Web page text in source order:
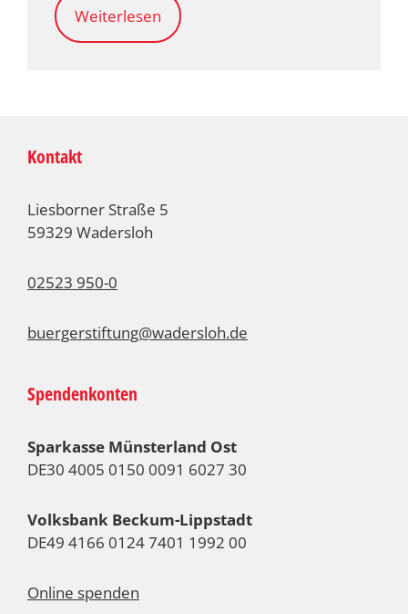
Weiterlesen
Kontakt
Liesborner Straße 5
59329 Wadersloh
02523 950-0
buergerstiftung@wadersloh.de
Spendenkonten
Sparkasse Münsterland Ost
DE30 4005 0150 0091 6027 30
Volksbank Beckum-Lippstadt
DE49 4166 0124 7401 1992 00
Online spenden